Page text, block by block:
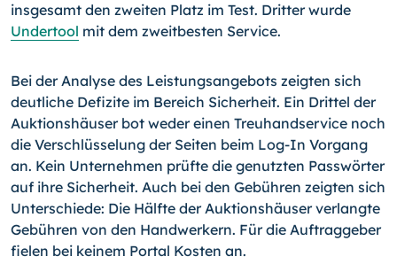
insgesamt den zweiten Platz im Test. Dritter wurde
Undertool mit dem zweitbesten Service.
Bei der Analyse des Leistungsangebots zeigten sich
deutliche Defizite im Bereich Sicherheit. Ein Drittel der
Auktionshäuser bot weder einen Treuhandservice noch
die Verschlüsselung der Seiten beim Log-In Vorgang
an. Kein Unternehmen prüfte die genutzten Passwörter
auf ihre Sicherheit. Auch bei den Gebühren zeigten sich
Unterschiede: Die Hälfte der Auktionshäuser verlangte
Gebühren von den Handwerkern. Für die Auftraggeber
fielen bei keinem Portal Kosten an.